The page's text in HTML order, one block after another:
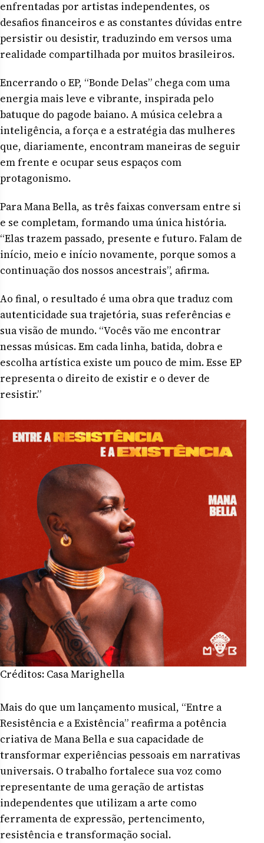
enfrentadas por artistas independentes, os
desafios financeiros e as constantes dúvidas entre
persistir ou desistir, traduzindo em versos uma
realidade compartilhada por muitos brasileiros.
Encerrando o EP, “Bonde Delas” chega com uma
energia mais leve e vibrante, inspirada pelo
batuque do pagode baiano. A música celebra a
inteligência, a força e a estratégia das mulheres
que, diariamente, encontram maneiras de seguir
em frente e ocupar seus espaços com
protagonismo.
Para Mana Bella, as três faixas conversam entre si
e se completam, formando uma única história.
“Elas trazem passado, presente e futuro. Falam de
início, meio e início novamente, porque somos a
continuação dos nossos ancestrais”, afirma.
Ao final, o resultado é uma obra que traduz com
autenticidade sua trajetória, suas referências e
sua visão de mundo. “Vocês vão me encontrar
nessas músicas. Em cada linha, batida, dobra e
escolha artística existe um pouco de mim. Esse EP
representa o direito de existir e o dever de
resistir.”
Créditos: Casa Marighella
Mais do que um lançamento musical, “Entre a
Resistência e a Existência” reafirma a potência
criativa de Mana Bella e sua capacidade de
transformar experiências pessoais em narrativas
universais. O trabalho fortalece sua voz como
representante de uma geração de artistas
independentes que utilizam a arte como
ferramenta de expressão, pertencimento,
resistência e transformação social.